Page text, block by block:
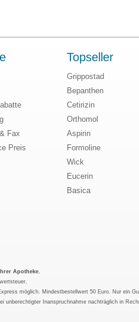
Fax
Preis
Topseller
Grippostad
Bepanthen
Cetirizin
Orthomol
Aspirin
Formoline
Wick
Eucerin
Basica
Apotheke.
möglich. Mindestbestellwert 50 Euro. Nur ein
unberechtigter Inanspruchnahme nachträglich in